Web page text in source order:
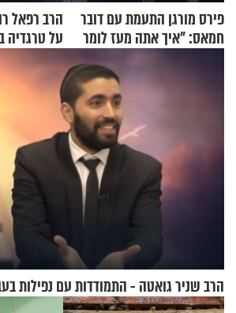
פירס מורגן התעמת עם דובר
חמאס: "איך אתה מעז לומר
שלא ביצעתם פשעי מלחמה?!"
הרב רפאל
על טרגדיה
הרב שניר גואטה - התמודדות עם נפילות